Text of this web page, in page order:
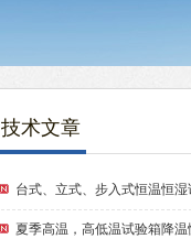
技术文章
台式、立式、步入式恒温恒
夏季高温，高低温试验箱降